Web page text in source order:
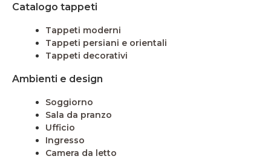
Catalogo tappeti
Tappeti moderni
Tappeti persiani e orientali
Tappeti decorativi
Ambienti e design
Soggiorno
Sala da pranzo
Ufficio
Ingresso
Camera da letto